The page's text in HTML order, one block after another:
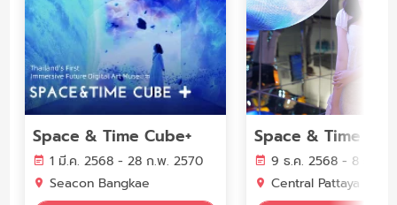
Space & Time Cube+
1 มี.ค. 2568 - 28 ก.พ. 2570
Seacon Bangkae
9 ธ.ค. 2568 - 8 ธ.ค.
Central Pattaya